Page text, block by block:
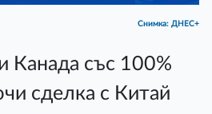
Снимка: ДНЕС+
Канада със 100%
сделка с Китай